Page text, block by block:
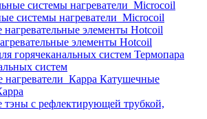
системы нагреватели_Microcoil
элементы Hotcoil
Термопара
систем
Катушечные